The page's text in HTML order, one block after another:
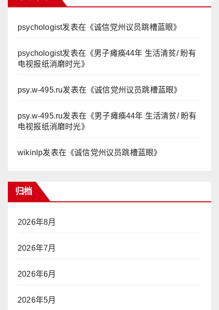
psychologist发表在《诚信党州议员跳槽蓝眼》
psychologist发表在《男子瘫痪44年 生活清贫/ 盼有
电视报纸消磨时光》
psy.w-495.ru发表在《诚信党州议员跳槽蓝眼》
psy.w-495.ru发表在《男子瘫痪44年 生活清贫/ 盼有
电视报纸消磨时光》
wikinlp发表在《诚信党州议员跳槽蓝眼》
归档
2026年8月
2026年7月
2026年6月
2026年5月